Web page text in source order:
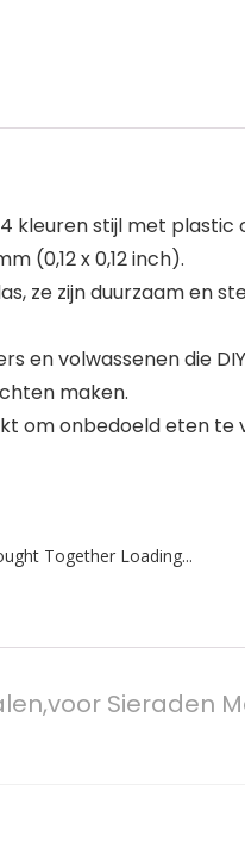
kleuren stijl met plastic
(0,12 x 0,12 inch).
ze zijn duurzaam en
en volwassenen die
maken.
om onbedoeld eten te
Together Loading...
Sieraden